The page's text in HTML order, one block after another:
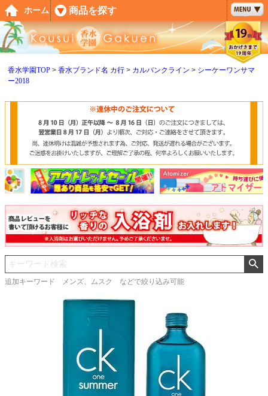
香水学園TOP 香水ブランド名 カ行 カルバンクライン
シーケーワンサマ
ー2018
追加キーワード メンズ、ムスク などで絞り込み可能
ペー
ジト
ップ
へ
ホーム 商品を探す